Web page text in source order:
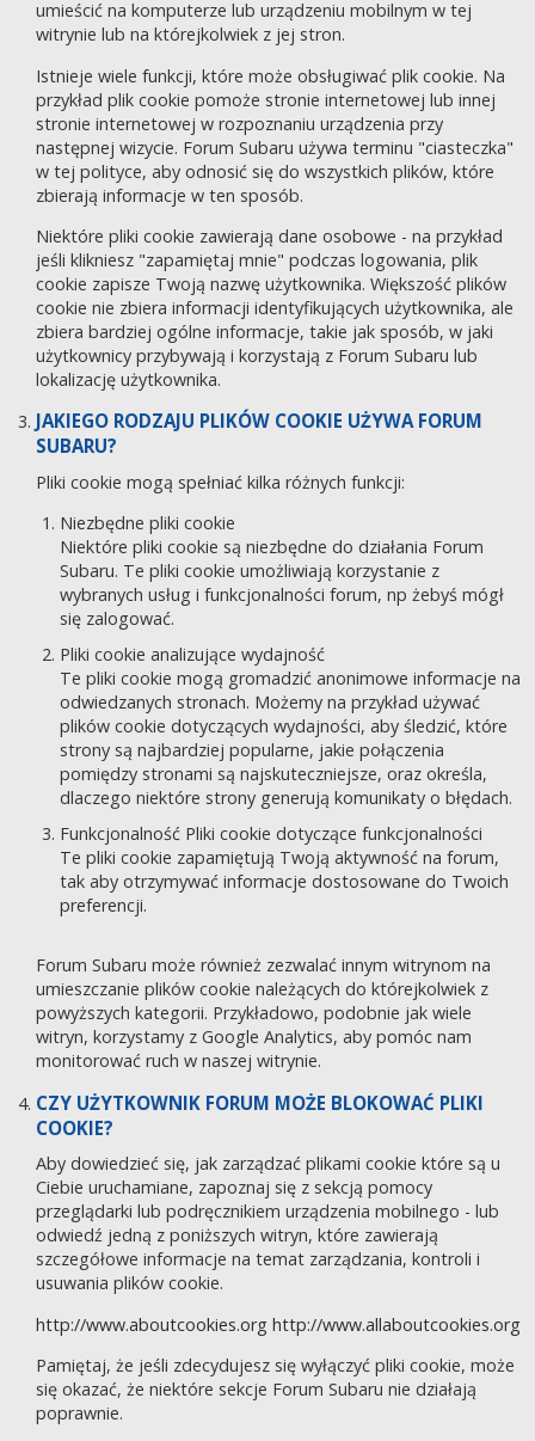
umieścić na komputerze lub urządzeniu mobilnym w tej
witrynie lub na którejkolwiek z jej stron.
Istnieje wiele funkcji, które może obsługiwać plik cookie. Na
przykład plik cookie pomoże stronie internetowej lub innej
stronie internetowej w rozpoznaniu urządzenia przy
następnej wizycie. Forum Subaru używa terminu "ciasteczka"
w tej polityce, aby odnosić się do wszystkich plików, które
zbierają informacje w ten sposób.
Niektóre pliki cookie zawierają dane osobowe - na przykład
jeśli klikniesz "zapamiętaj mnie" podczas logowania, plik
cookie zapisze Twoją nazwę użytkownika. Większość plików
cookie nie zbiera informacji identyfikujących użytkownika, ale
zbiera bardziej ogólne informacje, takie jak sposób, w jaki
użytkownicy przybywają i korzystają z Forum Subaru lub
lokalizację użytkownika.
JAKIEGO RODZAJU PLIKÓW COOKIE UŻYWA FORUM
SUBARU?
Pliki cookie mogą spełniać kilka różnych funkcji:
Niezbędne pliki cookie
Niektóre pliki cookie są niezbędne do działania Forum
Subaru. Te pliki cookie umożliwiają korzystanie z
wybranych usług i funkcjonalności forum, np żebyś mógł
się zalogować.
Pliki cookie analizujące wydajność
Te pliki cookie mogą gromadzić anonimowe informacje na
odwiedzanych stronach. Możemy na przykład używać
plików cookie dotyczących wydajności, aby śledzić, które
strony są najbardziej popularne, jakie połączenia
pomiędzy stronami są najskuteczniejsze, oraz określa,
dlaczego niektóre strony generują komunikaty o błędach.
Funkcjonalność Pliki cookie dotyczące funkcjonalności
Te pliki cookie zapamiętują Twoją aktywność na forum,
tak aby otrzymywać informacje dostosowane do Twoich
preferencji.
Forum Subaru może również zezwalać innym witrynom na
umieszczanie plików cookie należących do którejkolwiek z
powyższych kategorii. Przykładowo, podobnie jak wiele
witryn, korzystamy z Google Analytics, aby pomóc nam
monitorować ruch w naszej witrynie.
CZY UŻYTKOWNIK FORUM MOŻE BLOKOWAĆ PLIKI
COOKIE?
Aby dowiedzieć się, jak zarządzać plikami cookie które są u
Ciebie uruchamiane, zapoznaj się z sekcją pomocy
przeglądarki lub podręcznikiem urządzenia mobilnego - lub
odwiedź jedną z poniższych witryn, które zawierają
szczegółowe informacje na temat zarządzania, kontroli i
usuwania plików cookie.
http://www.aboutcookies.org http://www.allaboutcookies.org
Pamiętaj, że jeśli zdecydujesz się wyłączyć pliki cookie, może
się okazać, że niektóre sekcje Forum Subaru nie działają
poprawnie.